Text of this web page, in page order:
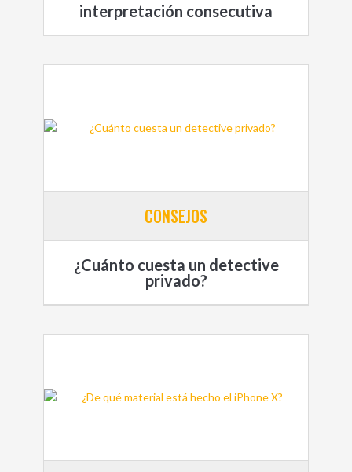
interpretación consecutiva
CONSEJOS
¿Cuánto cuesta un detective
privado?